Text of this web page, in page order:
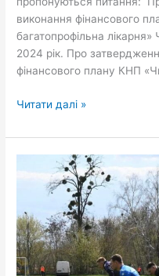
виконання фінансового
багатопрофільна лікарня»
2024 рік. Про
фінансового плану КНП
Читати далі »
Чигиринській
громаді
стартував
футбольний
сезон
2025!